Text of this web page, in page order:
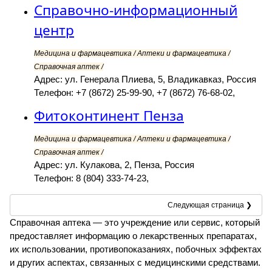
Справочно-информационный
центр
Медицина и фармацевтика / Аптеки и фармацевтика /
Справочная аптек /
Адрес: ул. Генерала Плиева, 5, Владикавказ, Россия
Телефон: +7 (8672) 25-99-90, +7 (8672) 76-68-02,
Фитоконтинент Пенза
Медицина и фармацевтика / Аптеки и фармацевтика /
Справочная аптек /
Адрес: ул. Кулакова, 2, Пенза, Россия
Телефон: 8 (804) 333-74-23,
Следующая страница ❯
Справочная аптека — это учреждение или сервис, который
предоставляет информацию о лекарственных препаратах,
их использовании, противопоказаниях, побочных эффектах
и других аспектах, связанных с медицинскими средствами.